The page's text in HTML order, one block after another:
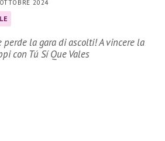
2024
la gara di ascolti! A vincere la
con Tú Sí Que Vales